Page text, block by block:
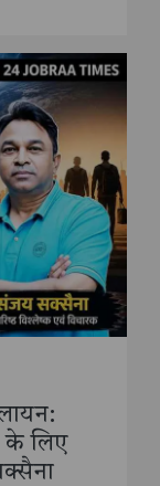
के लिए